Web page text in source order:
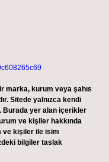
marka, kurum veya şahıs
Sitede yalnızca kendi
Burada yer alan içerikler
ve kişiler hakkında
ve kişiler ile isim
bilgiler taslak